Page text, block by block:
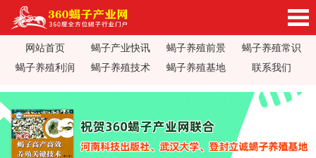
360蝎子养殖产业网_蝎子养殖技术视频_蝎子养
治_全蝎药方价值加工_蝎子养殖场基地加盟
网站首页 蝎子产业快讯 蝎子养殖前景
蝎子养殖常识
蝎子养殖利润
蝎子养殖技术 蝎子养殖基地 联系我们